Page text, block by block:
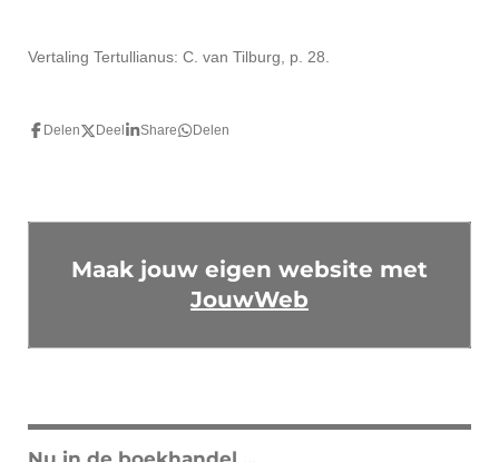
Vertaling Tertullianus: C. van Tilburg, p. 28.
Delen Deel Share Delen
Maak jouw eigen website met
JouwWeb